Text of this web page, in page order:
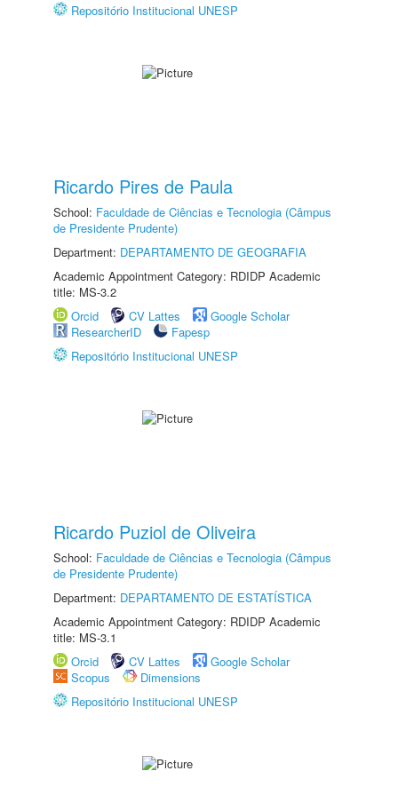
Repositório Institucional UNESP
Ricardo Pires de Paula
School: Faculdade de Ciências e Tecnologia (Câmpus
de Presidente Prudente)
Department: DEPARTAMENTO DE GEOGRAFIA
Academic Appointment Category: RDIDP Academic
title: MS-3.2
Orcid
CV Lattes
Google Scholar
ResearcherID
Fapesp
Repositório Institucional UNESP
Ricardo Puziol de Oliveira
School: Faculdade de Ciências e Tecnologia (Câmpus
de Presidente Prudente)
Department: DEPARTAMENTO DE ESTATÍSTICA
Academic Appointment Category: RDIDP Academic
title: MS-3.1
Orcid
CV Lattes
Google Scholar
Scopus
Dimensions
Repositório Institucional UNESP